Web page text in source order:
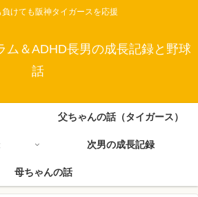
負けても阪神タイガースを応援
ム＆ADHD長男の成長記録と野球
話
父ちゃんの話（タイガース）
次男の成長記録
母ちゃんの話